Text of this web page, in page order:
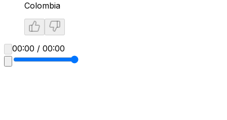
Colombia
00:00 / 00:00